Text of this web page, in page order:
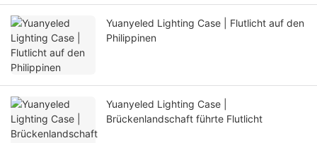
Yuanyeled Lighting Case | Flutlicht auf den
Philippinen
Yuanyeled Lighting Case |
Brückenlandschaft führte Flutlicht